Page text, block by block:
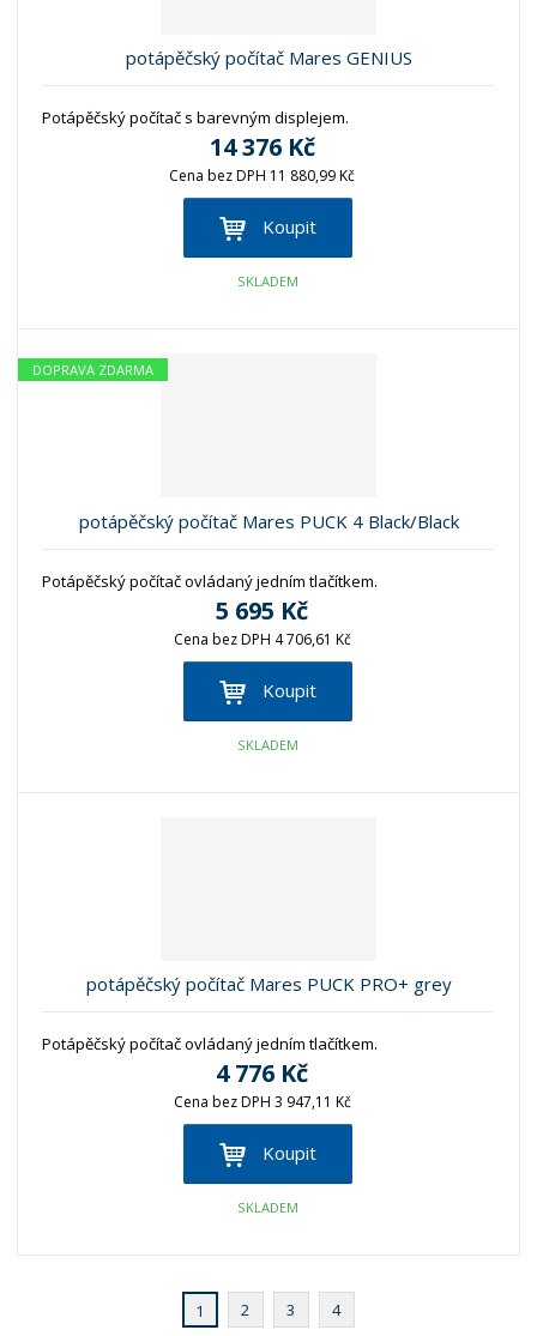
potápěčský počítač Mares GENIUS
Potápěčský počítač s barevným displejem.
14 376 Kč
Cena bez DPH 11 880,99 Kč
Koupit
SKLADEM
potápěčský počítač Mares PUCK 4 Black/Black
DOPRAVA ZDARMA
Potápěčský počítač ovládaný jedním tlačítkem.
5 695 Kč
Cena bez DPH 4 706,61 Kč
Koupit
SKLADEM
potápěčský počítač Mares PUCK PRO+ grey
Potápěčský počítač ovládaný jedním tlačítkem.
4 776 Kč
Cena bez DPH 3 947,11 Kč
Koupit
SKLADEM
1 2 3 4